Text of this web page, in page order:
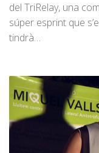
del TriRelay, una
súper esprint que
tindrà…